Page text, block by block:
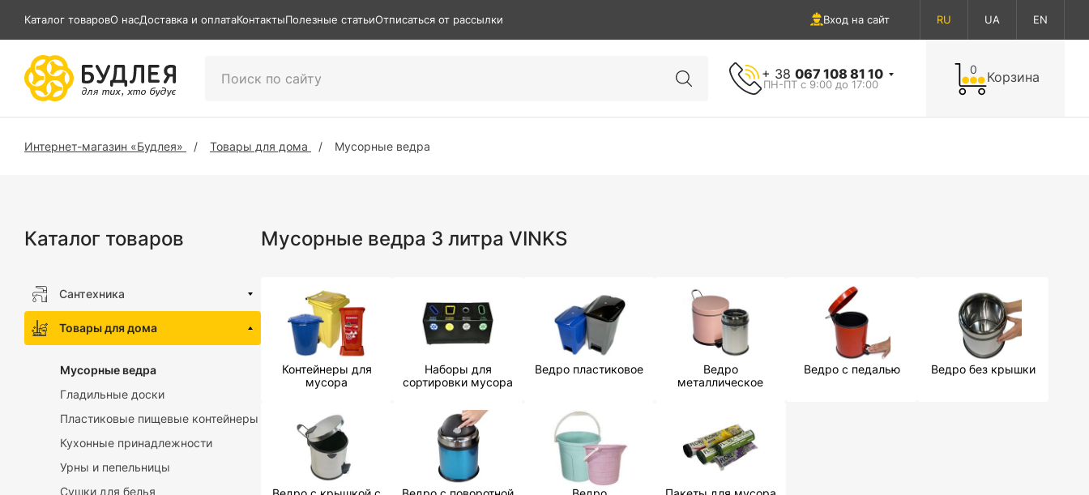
Каталог товаровО насДоставка и оплатаКонтактыПолезные статьиОтписаться от рассылки Вход на сайт RU UA EN
+ 38 067 108 81 10
ПН-ПТ с 9:00 до 17:00
0 Корзина
Интернет-магазин «Будлея» Товары для дома Мусорные ведра
Каталог товаров
Сантехника
Товары для дома
Мусорные ведра
Гладильные доски
Пластиковые пищевые контейнеры
Кухонные принадлежности
Урны и пепельницы
Сушки для белья
Мусорные ведра 3 литра VINKS
Контейнеры для
мусора
Наборы для
сортировки мусора
Ведро пластиковое
Ведро
металлическое
Ведро с педалью Ведро без крышки